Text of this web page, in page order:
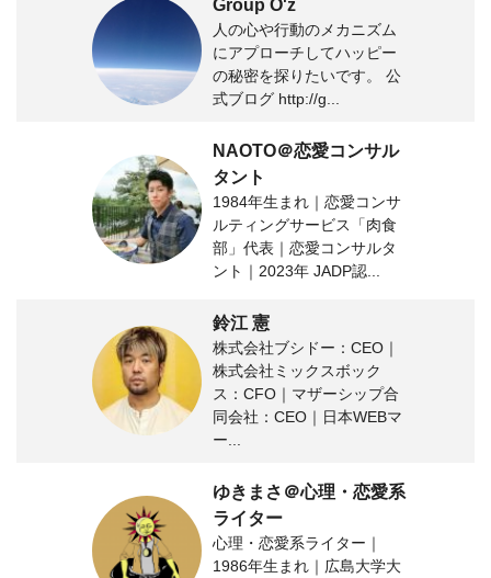
Group O'z
人の心や行動のメカニズム
にアプローチしてハッピー
の秘密を探りたいです。 公
式ブログ http://g...
NAOTO＠恋愛コンサル
タント
1984年生まれ｜恋愛コンサ
ルティングサービス「肉食
部」代表｜恋愛コンサルタ
ント｜2023年 JADP認...
鈴江 憲
株式会社ブシドー：CEO｜
株式会社ミックスボック
ス：CFO｜マザーシップ合
同会社：CEO｜日本WEBマ
ー...
ゆきまさ＠心理・恋愛系
ライター
心理・恋愛系ライター｜
1986年生まれ｜広島大学大